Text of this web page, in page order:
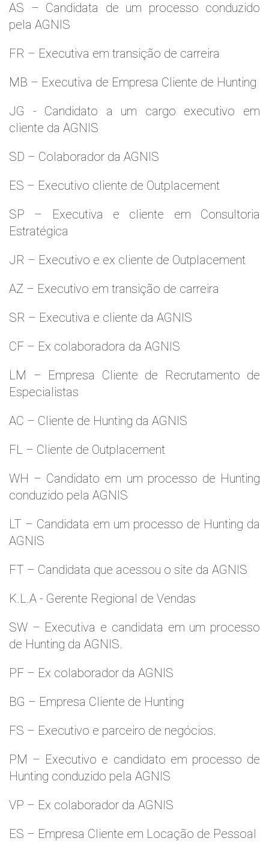
AS – Candidata de um processo conduzido
pela AGNIS
FR – Executiva em transição de carreira
MB – Executiva de Empresa Cliente de Hunting
JG - Candidato a um cargo executivo em
cliente da AGNIS
SD – Colaborador da AGNIS
ES – Executivo cliente de Outplacement
SP – Executiva e cliente em Consultoria
Estratégica
JR – Executivo e ex cliente de Outplacement
AZ – Executivo em transição de carreira
SR – Executiva e cliente da AGNIS
CF – Ex colaboradora da AGNIS
LM – Empresa Cliente de Recrutamento de
Especialistas
AC – Cliente de Hunting da AGNIS
FL – Cliente de Outplacement
WH – Candidato em um processo de Hunting
conduzido pela AGNIS
LT – Candidata em um processo de Hunting da
AGNIS
FT – Candidata que acessou o site da AGNIS
K.L.A - Gerente Regional de Vendas
SW – Executiva e candidata em um processo
de Hunting da AGNIS.
PF – Ex colaborador da AGNIS
BG – Empresa Cliente de Hunting
FS – Executivo e parceiro de negócios.
PM – Executivo e candidato em processo de
Hunting conduzido pela AGNIS
VP – Ex colaborador da AGNIS
ES – Empresa Cliente em Locação de Pessoal